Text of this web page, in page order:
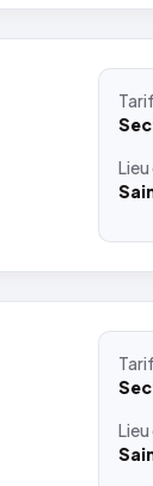
Tarif
Lieu
Tarif
Lieu